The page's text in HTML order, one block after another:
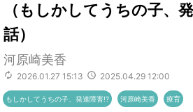
（もしかしてうちの子、
話）
河原崎美香
2026.01.27 15:13 2025.04.29 12:00
もしかしてうちの子、発達障害!? 河原崎美香 療育